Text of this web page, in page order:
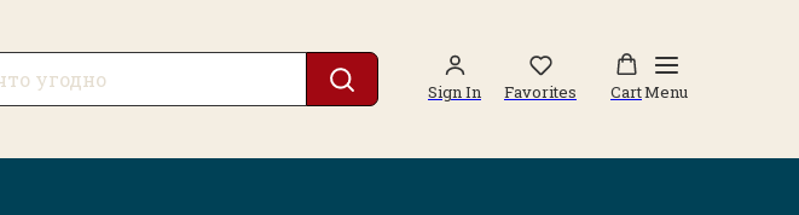
Sign In Favorites CartMenu